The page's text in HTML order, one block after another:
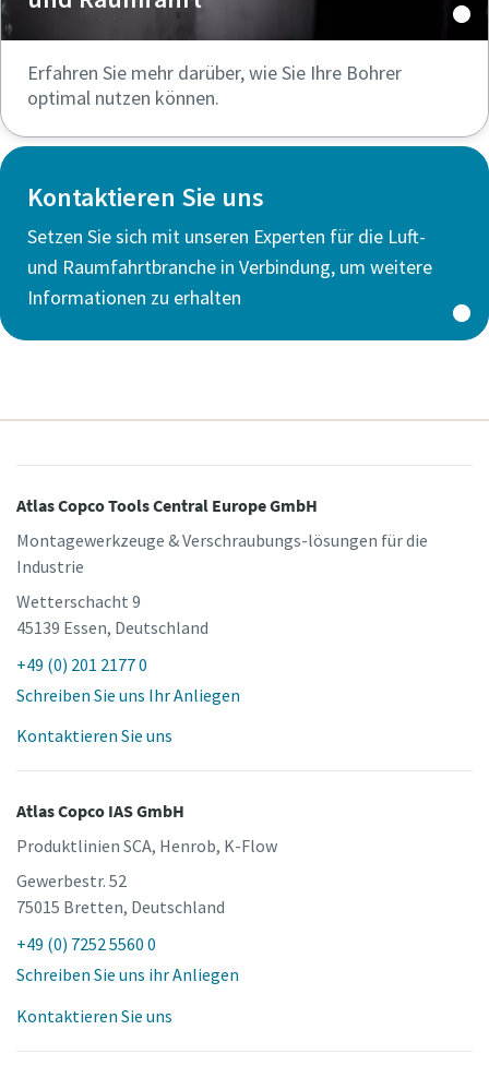
Erfahren Sie mehr darüber, wie Sie Ihre Bohrer
optimal nutzen können.
Kontaktieren Sie uns
Setzen Sie sich mit unseren Experten für die Luft-
und Raumfahrtbranche in Verbindung, um weitere
Informationen zu erhalten
Atlas Copco Tools Central Europe GmbH
Montagewerkzeuge & Verschraubungs-lösungen für die
Industrie
Wetterschacht 9
45139 Essen, Deutschland
+49 (0) 201 2177 0
Schreiben Sie uns Ihr Anliegen
Kontaktieren Sie uns
Atlas Copco IAS GmbH
Produktlinien SCA, Henrob, K-Flow
Gewerbestr. 52
75015 Bretten, Deutschland
+49 (0) 7252 5560 0
Schreiben Sie uns ihr Anliegen
Kontaktieren Sie uns